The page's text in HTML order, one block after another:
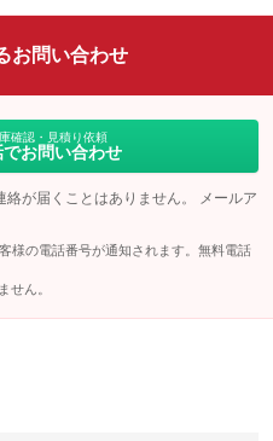
お問い合わせ
確認・見積り依頼
お問い合わせ
が届くことはありません。 メールア
様の電話番号が通知されます。無料電話
せん。